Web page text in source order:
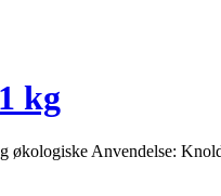
kg
Anvendelse: